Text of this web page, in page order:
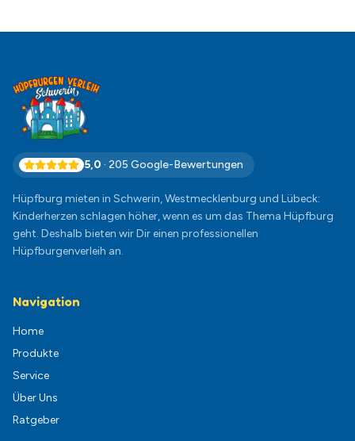
5,0 · 205 Google-Bewertungen
Hüpfburg mieten in Schwerin, Westmecklenburg und Lübeck:
Kinderherzen schlagen höher, wenn es um das Thema Hüpfburg
geht. Deshalb bieten wir Dir einen professionellen
Hüpfburgenverleih an.
Navigation
Home
Produkte
Service
Über Uns
Ratgeber